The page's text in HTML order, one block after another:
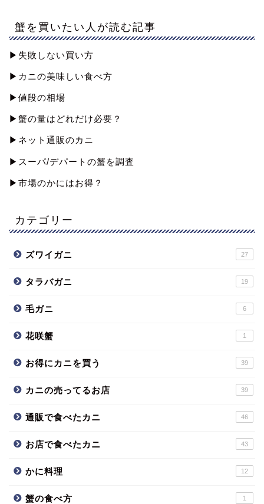
蟹を買いたい人が読む記事
▶︎失敗しない買い方
▶︎カニの美味しい食べ方
▶︎値段の相場
▶︎蟹の量はどれだけ必要？
▶︎ネット通販のカニ
▶︎スーパ/デパートの蟹を調査
▶︎市場のかにはお得？
カテゴリー
ズワイガニ 27
タラバガニ 19
毛ガニ 6
花咲蟹 1
お得にカニを買う 39
カニの売ってるお店 39
通販で食べたカニ 46
お店で食べたカニ 43
かに料理 12
蟹の食べ方 1